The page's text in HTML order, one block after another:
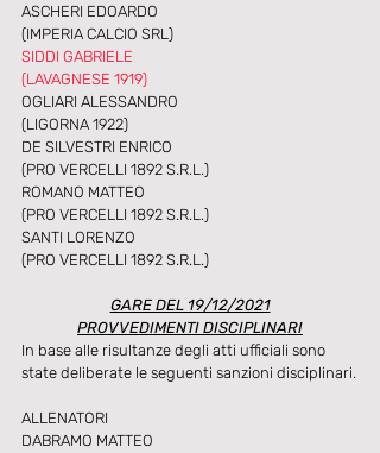
ASCHERI EDOARDO
(IMPERIA CALCIO SRL)
SIDDI GABRIELE
(LAVAGNESE 1919)
OGLIARI ALESSANDRO
(LIGORNA 1922)
DE SILVESTRI ENRICO
(PRO VERCELLI 1892 S.R.L.)
ROMANO MATTEO
(PRO VERCELLI 1892 S.R.L.)
SANTI LORENZO
(PRO VERCELLI 1892 S.R.L.)
GARE DEL 19/12/2021
PROVVEDIMENTI DISCIPLINARI
In base alle risultanze degli atti ufficiali sono
state deliberate le seguenti sanzioni disciplinari.
ALLENATORI
DABRAMO MATTEO